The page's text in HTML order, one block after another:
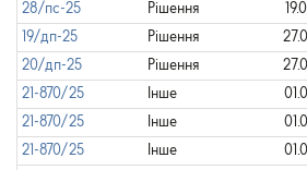
28/пс-25
Рішення
19/дп-25
Рішення
20/дп-25
Рішення
21-870/25
Інше
21-870/25
Інше
21-870/25
Інше